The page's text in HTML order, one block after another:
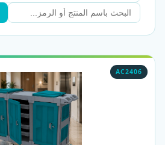
AC2406